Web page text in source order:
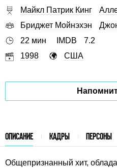
Майкл Патрик Кинг
Бриджет Мойнэхэн
22 мин
IMDB
7.2
1998
США
ОПИСАНИЕ КАДРЫ ПЕРСОНЫ
Общепризнанный хит,